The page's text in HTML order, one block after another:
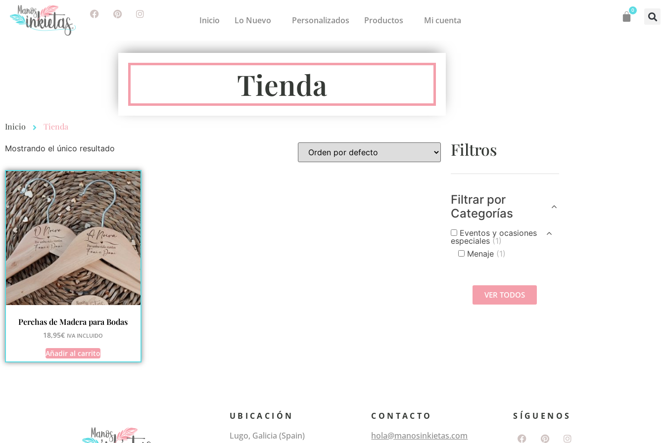
Inicio Lo Nuevo Personalizados Productos Mi cuenta
0
Tienda
Inicio Tienda
Mostrando el único resultado
Perchas de Madera para Bodas
18,95€ IVA INCLUIDO
Añadir al carrito
Filtros
Filtrar por
Categorías
Eventos y ocasiones
especiales (1)
Menaje (1)
VER TODOS
UBICACIÓN
Lugo, Galicia (Spain)
CONTACTO
hola@manosinkietas.com
SÍGUENOS